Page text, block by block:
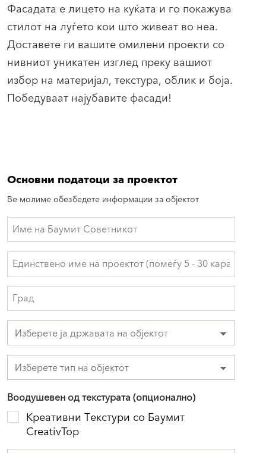
Фасадата е лицето на куќата и го покажува
стилот на луѓето кои што живеат во неа.
Доставете ги вашите омилени проекти со
нивниот уникатен изглед преку вашиот
избор на материјал, текстура, облик и боја.
Победуваат најубавите фасади!
Основни податоци за проектот
Ве молиме обезбедете информации за објектот
Изберете ја државата на објектот
Изберете тип на објектот
Воодушевен од текстурата (опционално)
Креативни Текстури со Баумит
CreativTop